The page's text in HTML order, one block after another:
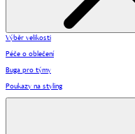
Výběr velikosti
Péče o oblečení
Buga pro týmy
Poukazy na styling